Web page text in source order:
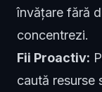
învățare fără
concentrezi.
Fii Proactiv:
caută resurse